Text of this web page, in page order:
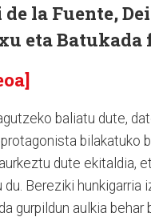
la Fuente,
eta Batukada
baliatu dute,
bilakatuko
dute ekitaldia,
Bereziki hunkigarria
gurpildun aulkia